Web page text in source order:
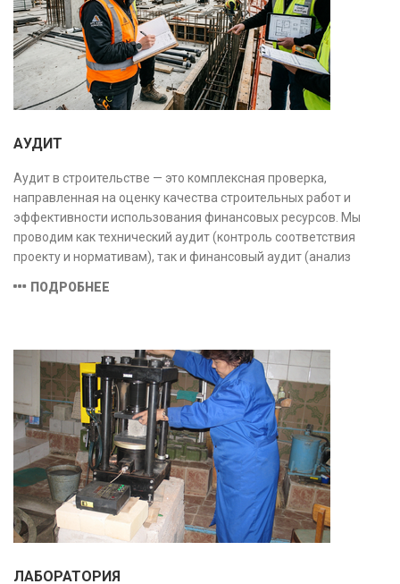
АУДИТ
Аудит в строительстве — это комплексная проверка,
направленная на оценку качества строительных работ и
эффективности использования финансовых ресурсов. Мы
проводим как технический аудит (контроль соответствия
проекту и нормативам), так и финансовый аудит (анализ
безопасность и экономическую обоснованность проекта.
ПОДРОБНЕЕ
ЛАБОРАТОРИЯ